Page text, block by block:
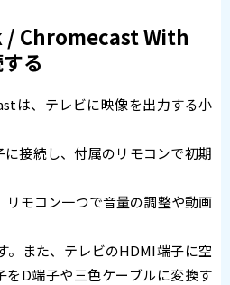
/ Chromecast With
る
は、テレビに映像を出力する小
接続し、付属のリモコンで初期
リモコン一つで音量の調整や動画
。また、テレビのHDMI端子に空
D端子や三色ケーブルに変換す